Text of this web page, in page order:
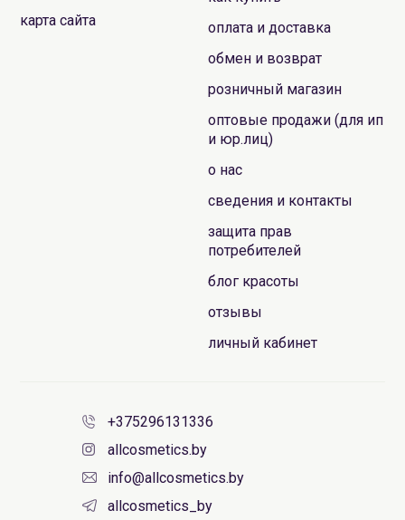
карта сайта
оплата и доставка
обмен и возврат
розничный магазин
оптовые продажи (для ип
и юр.лиц)
о нас
сведения и контакты
защита прав
потребителей
блог красоты
отзывы
личный кабинет
+375296131336
allcosmetics.by
info@allcosmetics.by
allcosmetics_by